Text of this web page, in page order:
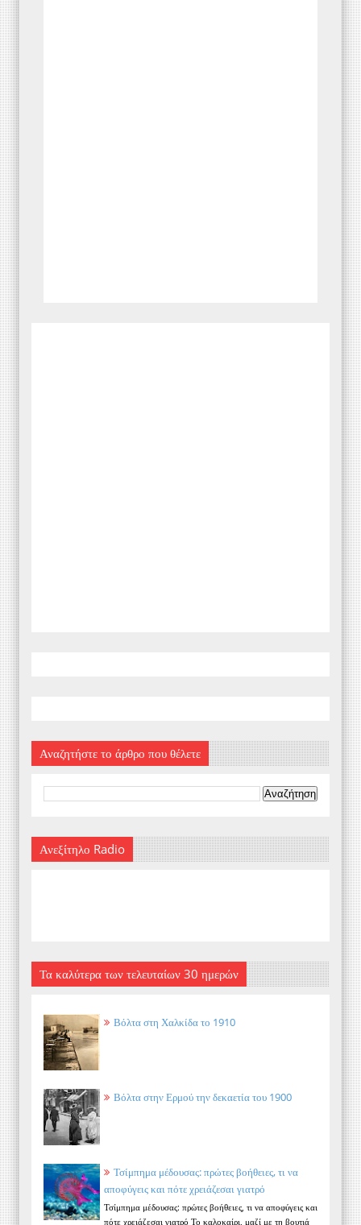
Αναζητήστε το άρθρο που θέλετε
Ανεξίτηλο Radio
Τα καλύτερα των τελευταίων 30 ημερών
Βόλτα στη Χαλκίδα το 1910
Βόλτα στην Ερμού την δεκαετία του 1900
Τσίμπημα μέδουσας: πρώτες βοήθειες, τι να
αποφύγεις και πότε χρειάζεσαι γιατρό
Τσίμπημα μέδουσας: πρώτες βοήθειες, τι να αποφύγεις και
πότε χρειάζεσαι γιατρό Το καλοκαίρι, μαζί με τη βουτιά